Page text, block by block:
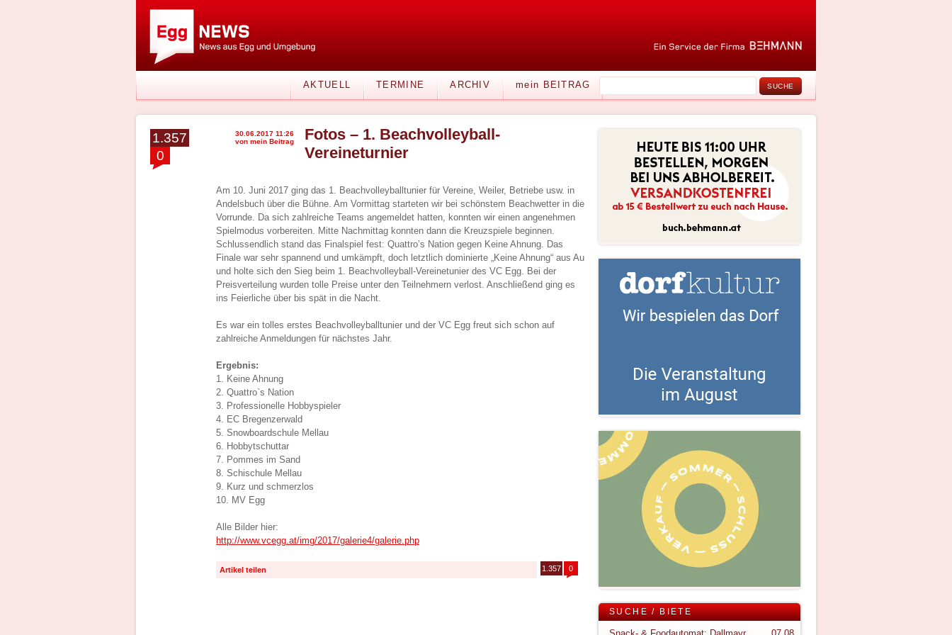
AKTUELL TERMINE ARCHIV mein BEITRAG
1.357
0
30.06.2017 11:26
von mein Beitrag
Fotos – 1. Beachvolleyball-
Vereineturnier
Am 10. Juni 2017 ging das 1. Beachvolleyballtunier für Vereine, Weiler, Betriebe usw. in
Andelsbuch über die Bühne. Am Vormittag starteten wir bei schönstem Beachwetter in die
Vorrunde. Da sich zahlreiche Teams angemeldet hatten, konnten wir einen angenehmen
Spielmodus vorbereiten. Mitte Nachmittag konnten dann die Kreuzspiele beginnen.
Schlussendlich stand das Finalspiel fest: Quattro’s Nation gegen Keine Ahnung. Das
Finale war sehr spannend und umkämpft, doch letztlich dominierte „Keine Ahnung“ aus Au
und holte sich den Sieg beim 1. Beachvolleyball-Vereinetunier des VC Egg. Bei der
Preisverteilung wurden tolle Preise unter den Teilnehmern verlost. Anschließend ging es
ins Feierliche über bis spät in die Nacht.
Es war ein tolles erstes Beachvolleyballtunier und der VC Egg freut sich schon auf
zahlreiche Anmeldungen für nächstes Jahr.
Ergebnis:
1. Keine Ahnung
2. Quattro`s Nation
3. Professionelle Hobbyspieler
4. EC Bregenzerwald
5. Snowboardschule Mellau
6. Hobbytschuttar
7. Pommes im Sand
8. Schischule Mellau
9. Kurz und schmerzlos
10. MV Egg
Alle Bilder hier:
http://www.vcegg.at/img/2017/galerie4/galerie.php
Artikel teilen 1.357 0
SUCHE / BIETE